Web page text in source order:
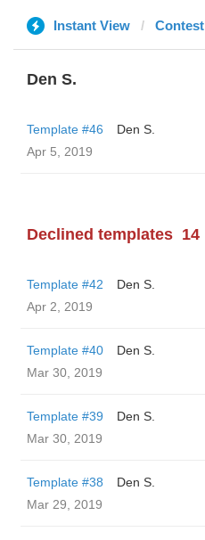
Instant View Contest
Den S.
Template #46
Den S.
Apr 5, 2019
Declined templates 14
Template #42
Den S.
Apr 2, 2019
Template #40
Den S.
Mar 30, 2019
Template #39
Den S.
Mar 30, 2019
Template #38
Den S.
Mar 29, 2019